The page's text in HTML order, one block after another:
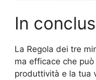
In
La Regola dei tre
ma efficace che
produttività e la tua